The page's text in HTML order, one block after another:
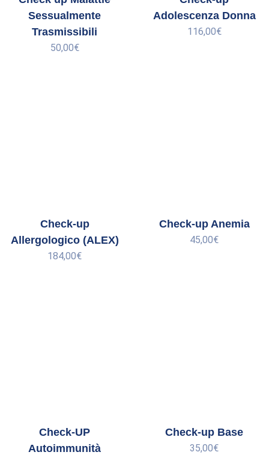
Sessualmente
Trasmissibili
50,00€
Adolescenza Donna
116,00€
Check-up
Allergologico (ALEX)
184,00€
Check-up Anemia
45,00€
Check-UP
Autoimmunità
Check-up Base
35,00€